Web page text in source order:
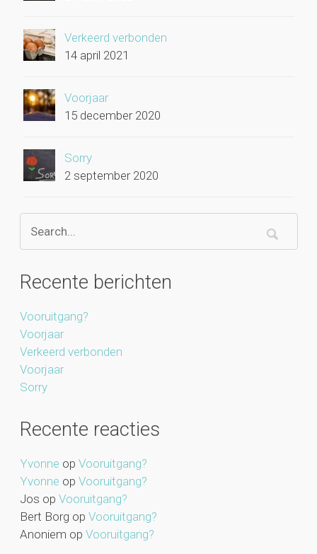
Verkeerd verbonden
14 april 2021
Voorjaar
15 december 2020
Sorry
2 september 2020
Recente berichten
Vooruitgang?
Voorjaar
Verkeerd verbonden
Voorjaar
Sorry
Recente reacties
Yvonne op Vooruitgang?
Yvonne op Vooruitgang?
Jos op Vooruitgang?
Bert Borg op Vooruitgang?
Anoniem op Vooruitgang?